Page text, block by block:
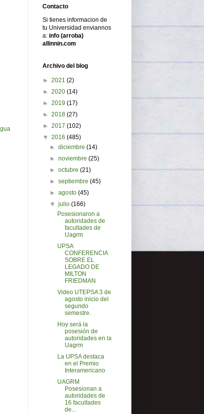
Contacto
Si tienes informacion de
tu Universidad enviannos
a: info (arroba)
allinnin.com
Archivo del blog
► 2021 (2)
► 2020 (14)
► 2019 (17)
► 2018 (27)
► 2017 (102)
▼ 2016 (485)
►diciembre(14)
►noviembre(25)
►octubre(21)
►septiembre(45)
►agosto(45)
▼julio(166)
Posesionaron a
autoridades de
facultades de
Uagrm
UPSA
CONFERENCIA
SOBRE EL
LEGADO DE
MILTON
FRIEDMAN
Video UTEPSA 3 de
agosto inicio del
segundo
semestre.
Hoy será la
posesión de
autoridades en la
Uagrm
La UPSA destaca
en el Premio
Interamericano
UAGRM
Posesionan a
autoridades de
16 facultades
de...